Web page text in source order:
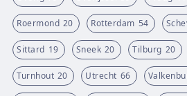
Roermond 20 Rotterdam 54
Sittard 19 Sneek 20 Tilburg 20
Turnhout 20 Utrecht 66